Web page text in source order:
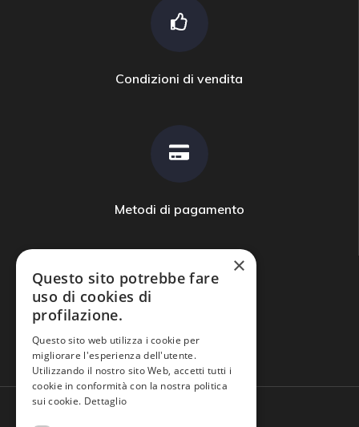
Condizioni di vendita
Metodi di pagamento
Domande frequenti
×
Questo sito potrebbe fare
uso di cookies di
profilazione.
Questo sito web utilizza i cookie per
migliorare l'esperienza dell'utente.
Utilizzando il nostro sito Web, accetti tutti i
cookie in conformità con la nostra politica
sui cookie. Dettaglio